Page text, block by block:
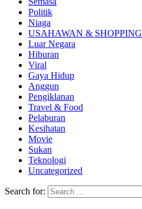
Politik
Niaga
USAHAWAN & SHOPPING
Luar Negara
Hiburan
Viral
Gaya Hidup
Anggun
Pengiklanan
Travel & Food
Pelaburan
Kesihatan
Movie
Sukan
Teknologi
Uncategorized
Search for: